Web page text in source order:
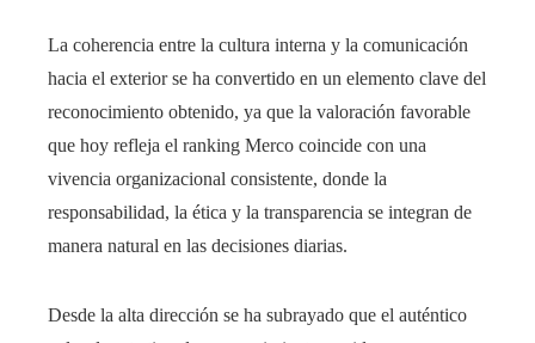
La coherencia entre la cultura interna y la comunicación
hacia el exterior se ha convertido en un elemento clave del
reconocimiento obtenido, ya que la valoración favorable
que hoy refleja el ranking Merco coincide con una
vivencia organizacional consistente, donde la
responsabilidad, la ética y la transparencia se integran de
manera natural en las decisiones diarias.
Desde la alta dirección se ha subrayado que el auténtico